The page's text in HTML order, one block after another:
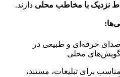
نزدیک با مخاطب محلی دارند.
صدای حرفه‌ای و طبیعی در
محلی
مناسب برای تبلیغات، مستند،